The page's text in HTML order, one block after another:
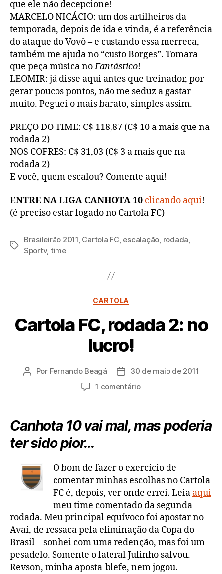
que ele não decepcione!
MARCELO NICÁCIO: um dos artilheiros da
temporada, depois de ida e vinda, é a referência
do ataque do Vovô – e custando essa merreca,
também me ajuda no “custo Borges”. Tomara
que peça música noFantástico!
LEOMIR: já disse aqui antes que treinador, por
gerar poucos pontos, não me seduz a gastar
muito. Peguei o mais barato, simples assim.
PREÇO DO TIME: C$ 118,87 (C$ 10 a mais que na
rodada 2)
NOS COFRES: C$ 31,03 (C$ 3 a mais que na
rodada 2)
E você, quem escalou? Comente aqui!
ENTRE NA LIGA CANHOTA 10 clicando aqui!
(é preciso estar logado no Cartola FC)
Tags
Brasileirão 2011 Cartola FC, escalação rodada
Sportv, time
Categorias
CARTOLA
Cartola FC, rodada 2: no
lucro!
Autor
Por Fernando Beagá
Data
de
30 de maio de 2011
1 comentárioem
2:
Canhota 10 vai mal, mas poderia
ter sido pior…
O bom de fazer o exercício de
comentar minhas escolhas no Cartola
FC é, depois, ver onde errei. Leia aqui
meu time comentado da segunda
rodada. Meu principal equívoco foi apostar no
Avaí, de ressaca pela eliminação da Copa do
Brasil – sonhei com uma redenção, mas foi um
pesadelo. Somente o lateral Julinho salvou.
Revson, minha aposta-blefe, nem jogou.